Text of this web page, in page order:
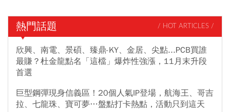
熱門話題 / HOT ARTICLES /
欣興、南電、景碩、臻鼎-KY、金居、尖點...PCB買誰
最賺？杜金龍點名「這檔」爆炸性強漲，11月末升段
首選
巨型鋼彈現身信義區！20個人氣IP登場，航海王、哥吉
拉、七龍珠、寶可夢…盤點打卡熱點，活動只到這天